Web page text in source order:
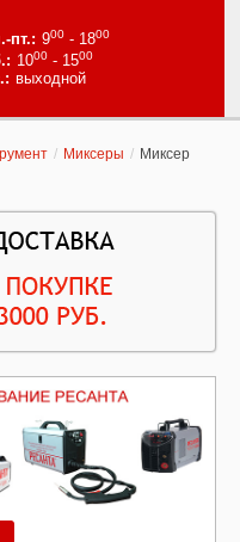
900- 1800
1000- 1500
выходной
/ Миксеры / Миксер